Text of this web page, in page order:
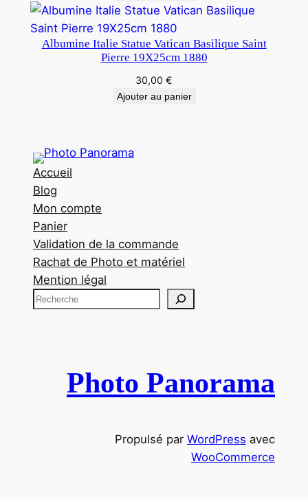
Albumine Italie Statue Vatican Basilique Saint
Pierre 19X25cm 1880
30,00 €
Ajouter au panier
Accueil
Blog
Mon compte
Panier
Validation de la commande
Rachat de Photo et matériel
Mention légal
R
Photo Panorama
Propulsé par WordPress avec
WooCommerce